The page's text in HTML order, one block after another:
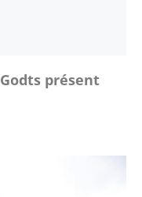
présent